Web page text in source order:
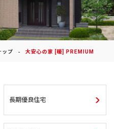
ップ 大安心の家 [暖] PREMIUM
長期優良住宅